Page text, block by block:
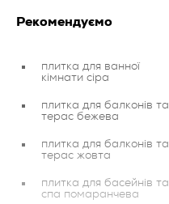
Рекомендуємо
плитка для ванної
кімнати сіра
плитка для балконів та
терас бежева
плитка для балконів та
терас жовта
плитка для басейнів та
спа помаранчева